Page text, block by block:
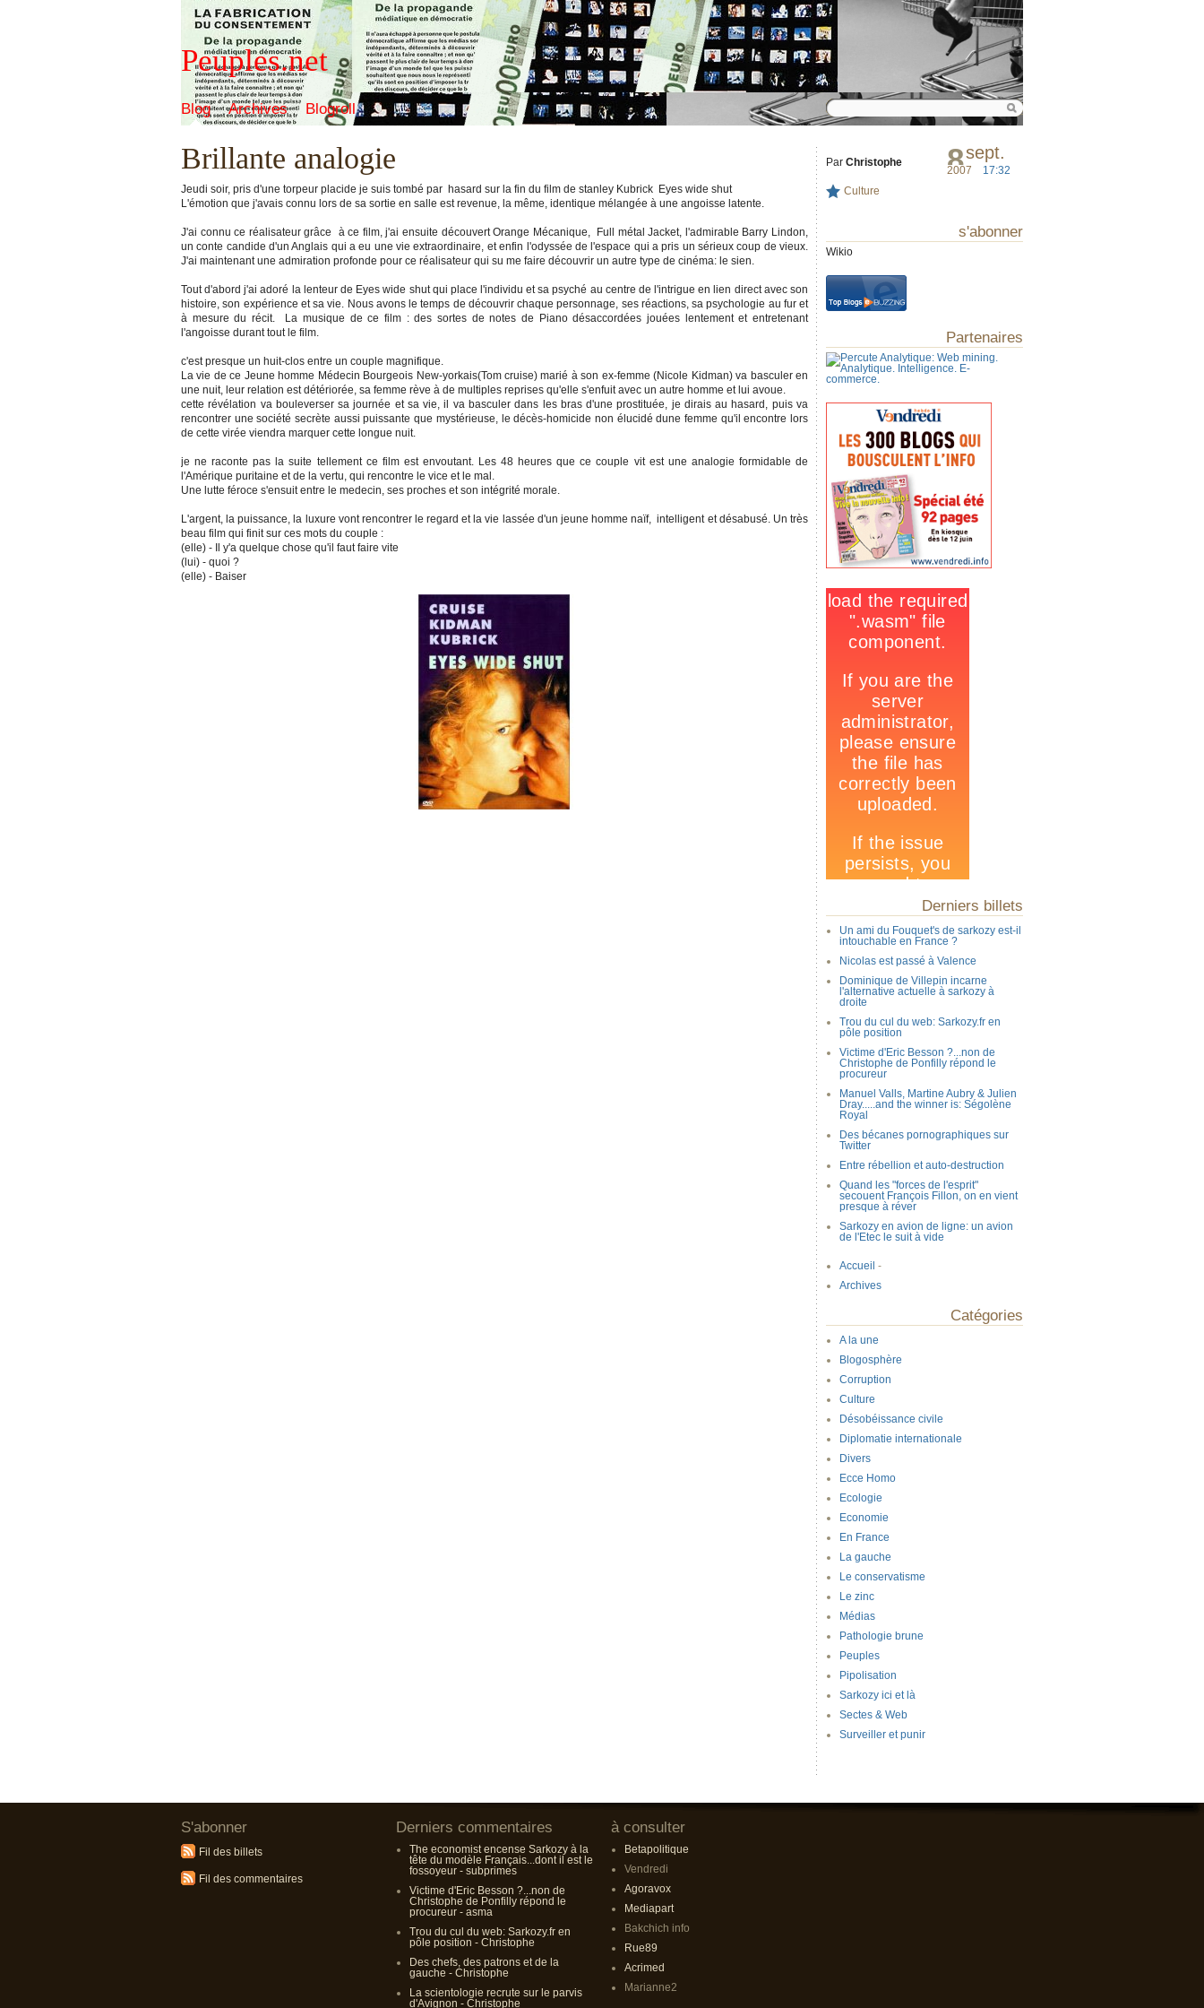
Peuples.net
Blog Archives Blogroll
Brillante analogie 8sept.
2007 17:32
Par Christophe
Culture
Jeudi soir, pris d'une torpeur placide je suis tombé par hasard sur la fin du film de stanley Kubrick Eyes wide shut
L'émotion que j'avais connu lors de sa sortie en salle est revenue, la même, identique mélangée à une angoisse latente.
J'ai connu ce réalisateur grâce à ce film, j'ai ensuite découvert Orange Mécanique, Full métal Jacket, l'admirable Barry Lindon,
un conte candide d'un Anglais qui a eu une vie extraordinaire, et enfin l'odyssée de l'espace qui a pris un sérieux coup de vieux.
J'ai maintenant une admiration profonde pour ce réalisateur qui su me faire découvrir un autre type de cinéma: le sien.
Tout d'abord j'ai adoré la lenteur de Eyes wide shut qui place l'individu et sa psyché au centre de l'intrigue en lien direct avec son
histoire, son expérience et sa vie. Nous avons le temps de découvrir chaque personnage, ses réactions, sa psychologie au fur et
à mesure du récit. La musique de ce film : des sortes de notes de Piano désaccordées jouées lentement et entretenant
l'angoisse durant tout le film.
c'est presque un huit-clos entre un couple magnifique.
La vie de ce Jeune homme Médecin Bourgeois New-yorkais(Tom cruise) marié à son ex-femme (Nicole Kidman) va basculer en
une nuit, leur relation est détériorée, sa femme rève à de multiples reprises qu'elle s'enfuit avec un autre homme et lui avoue.
cette révélation va bouleverser sa journée et sa vie, il va basculer dans les bras d'une prostituée, je dirais au hasard, puis va
rencontrer une société secrète aussi puissante que mystérieuse, le décès-homicide non élucidé dune femme qu'il encontre lors
de cette virée viendra marquer cette longue nuit.
je ne raconte pas la suite tellement ce film est envoutant. Les 48 heures que ce couple vit est une analogie formidable de
l'Amérique puritaine et de la vertu, qui rencontre le vice et le mal.
Une lutte féroce s'ensuit entre le medecin, ses proches et son intégrité morale.
L'argent, la puissance, la luxure vont rencontrer le regard et la vie lassée d'un jeune homme naïf, intelligent et désabusé. Un très
beau film qui finit sur ces mots du couple :
(elle) - Il y'a quelque chose qu'il faut faire vite
(lui) - quoi ?
(elle) - Baiser
s'abonner
Wikio
Partenaires
Derniers billets
Un ami du Fouquet's de sarkozy est-il
intouchable en France ?
Nicolas est passé à Valence
Dominique de Villepin incarne
l'alternative actuelle à sarkozy à
droite
Trou du cul du web: Sarkozy.fr en
pôle position
Victime d'Eric Besson ?...non de
Christophe de Ponfilly répond le
procureur
Manuel Valls, Martine Aubry & Julien
Dray.....and the winner is: Ségolène
Royal
Des bécanes pornographiques sur
Twitter
Entre rébellion et auto-destruction
Quand les "forces de l'esprit"
secouent François Fillon, on en vient
presque à réver
Sarkozy en avion de ligne: un avion
de l'Etec le suit à vide
Accueil -
Archives
Catégories
A la une
Blogosphère
Corruption
Culture
Désobéissance civile
Diplomatie internationale
Divers
Ecce Homo
Ecologie
Economie
En France
La gauche
Le conservatisme
Le zinc
Médias
Pathologie brune
Peuples
Pipolisation
Sarkozy ici et là
Sectes & Web
Surveiller et punir
S'abonner
Fil des billets
Fil des commentaires
Derniers commentaires
The economist encense Sarkozy à la
tête du modèle Français...dont il est le
fossoyeur - subprimes
Victime d'Eric Besson ?...non de
Christophe de Ponfilly répond le
procureur - asma
Trou du cul du web: Sarkozy.fr en
pôle position - Christophe
Des chefs, des patrons et de la
gauche - Christophe
La scientologie recrute sur le parvis
d'Avignon - Christophe
à consulter
Betapolitique
Vendredi
Agoravox
Mediapart
Bakchich info
Rue89
Acrimed
Marianne2